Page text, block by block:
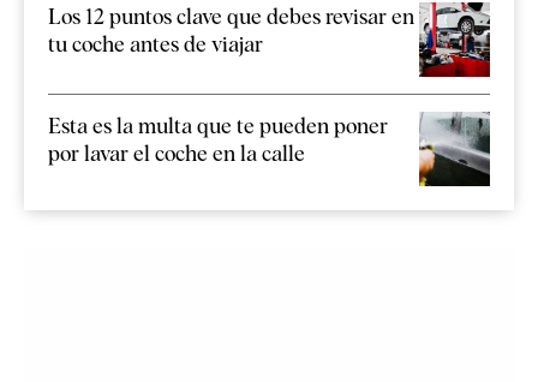
Los 12 puntos clave que debes revisar en
tu coche antes de viajar
Esta es la multa que te pueden poner
por lavar el coche en la calle